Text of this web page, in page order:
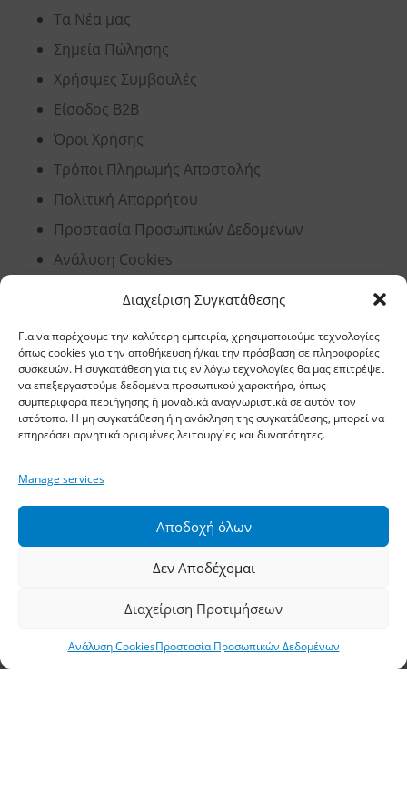
Διαχείριση Συγκατάθεσης
Για να παρέχουμε την καλύτερη εμπειρία, χρησιμοποιούμε τεχνολογίες
όπως cookies για την αποθήκευση ή/και την πρόσβαση σε πληροφορίες
συσκευών. Η συγκατάθεση για τις εν λόγω τεχνολογίες θα μας επιτρέψει
να επεξεργαστούμε δεδομένα προσωπικού χαρακτήρα, όπως
συμπεριφορά περιήγησης ή μοναδικά αναγνωριστικά σε αυτόν τον
ιστότοπο. Η μη συγκατάθεση ή η ανάκληση της συγκατάθεσης, μπορεί να
επηρεάσει αρνητικά ορισμένες λειτουργίες και δυνατότητες.
Manage services
Αποδοχή όλων
Δεν Αποδέχομαι
Διαχείριση Προτιμήσεων
Ανάλυση CookiesΠροστασία Προσωπικών Δεδομένων
Τα Νέα μας
Σημεία Πώλησης
Χρήσιμες Συμβουλές
Είσοδος B2B
Όροι Χρήσης
Τρόποι Πληρωμής Αποστολής
Πολιτική Απορρήτου
Προστασία Προσωπικών Δεδομένων
Ανάλυση Cookies
Έδρα, Θεσσαλονίκη
Διεύθυνση: 11,5 χλμ Ε.Ο. Θεσσαλονίκης –
Αθηνών, Σίνδος, ΤΚ 57400, ΤΘ 1251
Τηλέφωνο:2310 778822–23
Φαξ: 2310 778824
waterpik@otenet.gr
Υποκατάστημα, Αθήνα
Διεύθυνση: Σταδίου 60, Αθήνα, ΤΚ 10564